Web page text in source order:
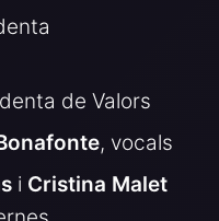
de Valors
, vocals
i Cristina Malet